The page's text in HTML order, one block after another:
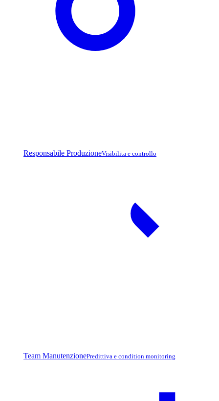
Responsabile ProduzioneVisibilita e controllo
Team ManutenzionePredittiva e condition monitoring